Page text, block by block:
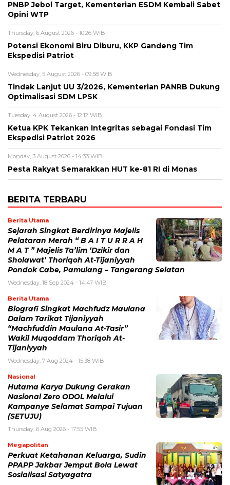
PNBP Jebol Target, Kementerian ESDM Kembali Sabet
Opini WTP
Thursday, 6 August 2026 - 10:26 WIB
Potensi Ekonomi Biru Diburu, KKP Gandeng Tim
Ekspedisi Patriot
Wednesday, 5 August 2026 - 09:58 WIB
Tindak Lanjut UU 3/2026, Kementerian PANRB Dukung
Optimalisasi SDM LPSK
Tuesday, 4 August 2026 - 12:12 WIB
Ketua KPK Tekankan Integritas sebagai Fondasi Tim
Ekspedisi Patriot 2026
Monday, 3 August 2026 - 14:33 WIB
Pesta Rakyat Semarakkan HUT ke-81 RI di Monas
BERITA TERBARU
Berita Utama
Sejarah Singkat Berdirinya Majelis
Pelataran Merah “ B A I T U R R A H
M A T ” Majelis Ta’lim ‘Dzikir dan
Sholawat’ Thoriqoh At-Tijaniyyah
Pondok Cabe, Pamulang – Tangerang Selatan
Wednesday, 18 Sep 2024 - 14:47 WIB
Berita Utama
Biografi Singkat Machfudz Maulana
Dalam Tarikat Tijaniyyah
“Machfuddin Maulana At-Tasir”
Wakil Muqoddam Thoriqoh At-
Tijaniyyah
Wednesday, 7 Aug 2024 - 15:38 WIB
Nasional
Hutama Karya Dukung Gerakan
Nasional Zero ODOL Melalui
Kampanye Selamat Sampai Tujuan
(SETUJU)
Thursday, 6 Aug 2026 - 17:55 WIB
Megapolitan
Perkuat Ketahanan Keluarga, Sudin
PPAPP Jakbar Jemput Bola Lewat
Sosialisasi Satyagatra